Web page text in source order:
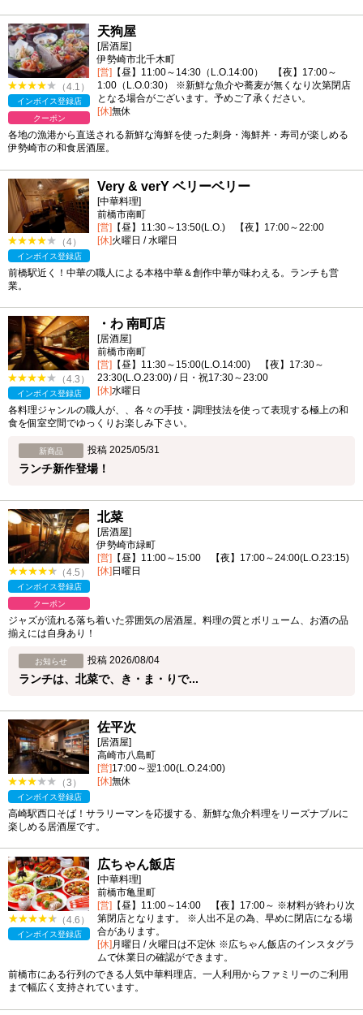
（4.1）
インボイス登録店
クーポン
天狗屋
[居酒屋]
伊勢崎市北千木町
[営] 【昼】11:00～14:30（L.O.14:00） 【夜】17:00～
1:00（L.O.0:30） ※新鮮な魚介や蕎麦が無くなり次第閉店
となる場合がございます。予めご了承ください。
[休]無休
各地の漁港から直送される新鮮な海鮮を使った刺身・海鮮丼・寿司が楽しめる
伊勢崎市の和食居酒屋。
（4）
インボイス登録店
Very & verY ベリーベリー
[中華料理]
前橋市南町
[営] 【昼】11:30～13:50(L.O.) 【夜】17:00～22:00
[休]火曜日 / 水曜日
前橋駅近く！中華の職人による本格中華＆創作中華が味わえる。ランチも営
業。
（4.3）
インボイス登録店
・わ 南町店
[居酒屋]
前橋市南町
[営] 【昼】11:30～15:00(L.O.14:00) 【夜】17:30～
23:30(L.O.23:00) / 日・祝17:30～23:00
[休]水曜日
各料理ジャンルの職人が、、各々の手技・調理技法を使って表現する極上の和
食を個室空間でゆっくりお楽しみ下さい。
新商品 投稿 2025/05/31
ランチ新作登場！
（4.5）
インボイス登録店
クーポン
北菜
[居酒屋]
伊勢崎市緑町
[営] 【昼】11:00～15:00 【夜】17:00～24:00(L.O.23:15)
[休] 日曜日
ジャズが流れる落ち着いた雰囲気の居酒屋。料理の質とボリューム、お酒の品
揃えには自身あり！
お知らせ 投稿 2026/08/04
ランチは、北菜で、き・ま・りで...
（3）
インボイス登録店
佐平次
[居酒屋]
高崎市八島町
[営]17:00～翌1:00(L.O.24:00)
[休]無休
高崎駅西口そば！サラリーマンを応援する、新鮮な魚介料理をリーズナブルに
楽しめる居酒屋です。
（4.6）
インボイス登録店
広ちゃん飯店
[中華料理]
前橋市亀里町
[営] 【昼】11:00～14:00 【夜】17:00～ ※材料が終わり次
第閉店となります。 ※人出不足の為、早めに閉店になる場
合があります。
[休] 月曜日 / 火曜日は不定休 ※広ちゃん飯店のインスタグラ
ムで休業日の確認ができます。
前橋市にある行列のできる人気中華料理店。一人利用からファミリーのご利用
まで幅広く支持されています。